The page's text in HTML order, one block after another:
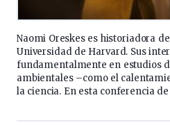
Naomi Oreskes es historiadora
Universidad de Harvard. Sus
fundamentalmente en estudios
ambientales –como el
la ciencia. En esta conferencia